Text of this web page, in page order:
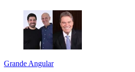
Grande Angular